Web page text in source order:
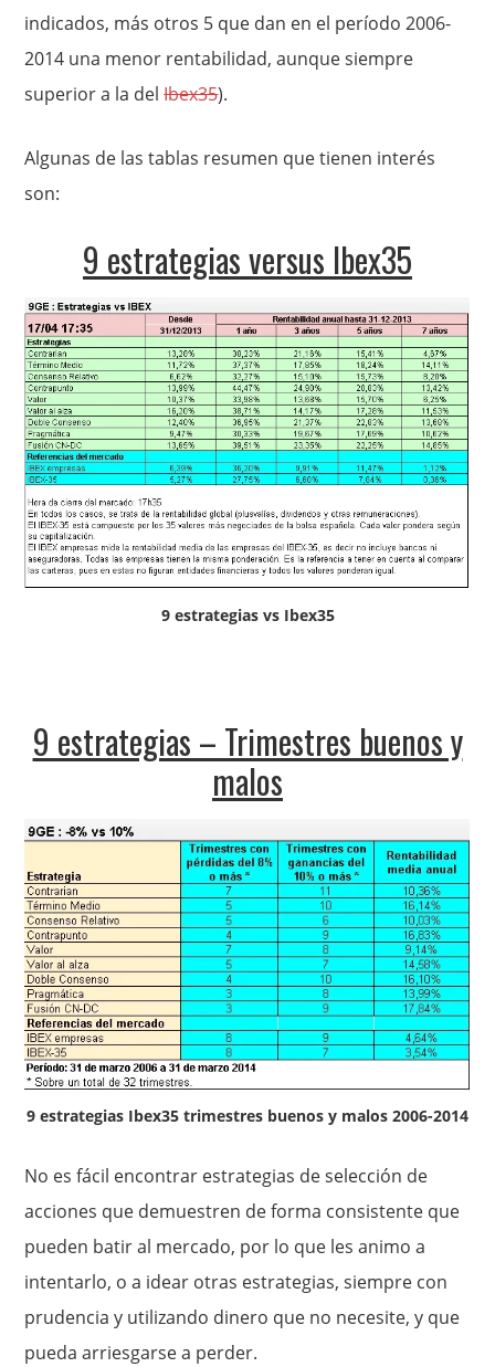
indicados, más otros 5 que dan en el período 2006-
2014 una menor rentabilidad, aunque siempre
superior a la delIbex35).
Algunas de las tablas resumen que tienen interés
son:
9 estrategias versus Ibex35
9 estrategias vs Ibex35
9 estrategias – Trimestres buenos y
malos
9 estrategias Ibex35 trimestres buenos y malos 2006-2014
No es fácil encontrar estrategias de selección de
acciones que demuestren de forma consistente que
pueden batir al mercado, por lo que les animo a
intentarlo, o a idear otras estrategias, siempre con
prudencia y utilizando dinero que no necesite, y que
pueda arriesgarse a perder.